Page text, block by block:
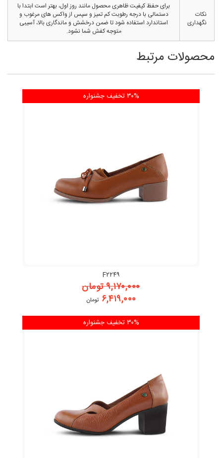
نکات
نگهداری
برای حفظ کیفیت ظاهری محصول مانند روز اول، بهتر است ابتدا با
دستمالی با درجه رطوبت کم تمیز و سپس از واکس های مرغوب و
استاندارد استفاده شود تا ضمن درخشش و ماندگاری بالا، آسیبی
متوجه کفش شما نشود.
محصولات مرتبط
F۲۲۴۹
۹,۱۷۰,۰۰۰تومان
۶,۴۱۹,۰۰۰ تومان
۳۰% تخفیف جشنواره
۳۰% تخفیف جشنواره